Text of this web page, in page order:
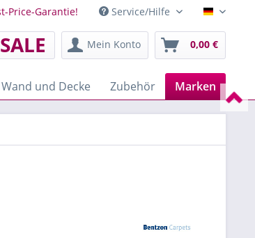
Price-Garantie! Service/Hilfe Deutsch
SALE Mein Konto 0,00 €
Wand und Decke Zubehör Marken